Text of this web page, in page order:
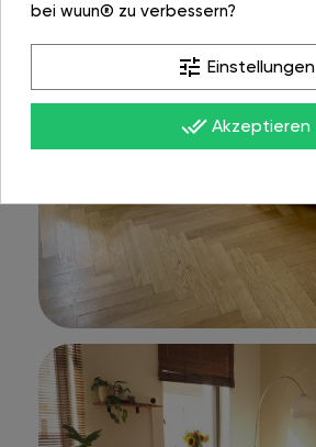
bei wuun® zu verbessern?
tune Einstellungen
done_all Akzeptieren